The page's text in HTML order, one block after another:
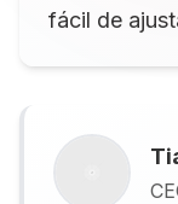
fácil de